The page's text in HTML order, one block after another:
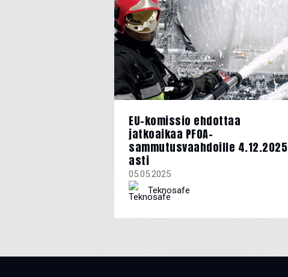
EU-komissio ehdottaa
jatkoaikaa PFOA-
sammutusvaahdoille 4.12.2025
asti
05.05.2025
Teknosafe